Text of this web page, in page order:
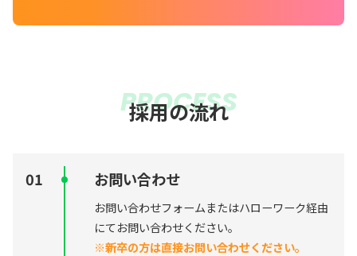
採用の流れ
PROCESS
お問い合わせ
お問い合わせフォームまたはハローワーク経由
にてお問い合わせください。
※新卒の方は直接お問い合わせください。